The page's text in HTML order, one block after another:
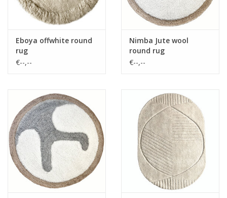
Vloerkleden
Eboya offwhite round
rug
€--,--
Nimba Jute wool
round rug
€--,--